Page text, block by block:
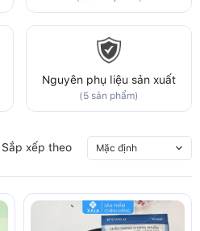
Nguyên phụ liệu sản xuất
(5 sản phẩm)
Sắp xếp theo Mặc định